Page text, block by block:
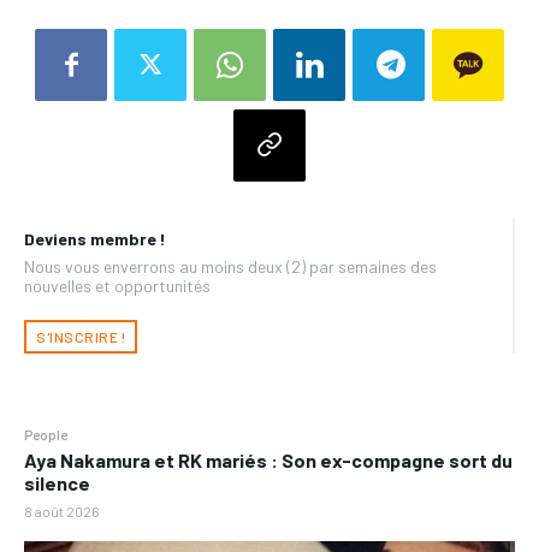
Deviens membre !
Nous vous enverrons au moins deux (2) par semaines des
nouvelles et opportunités
S'INSCRIRE !
People
Aya Nakamura et RK mariés : Son ex-compagne sort du
silence
8 août 2026